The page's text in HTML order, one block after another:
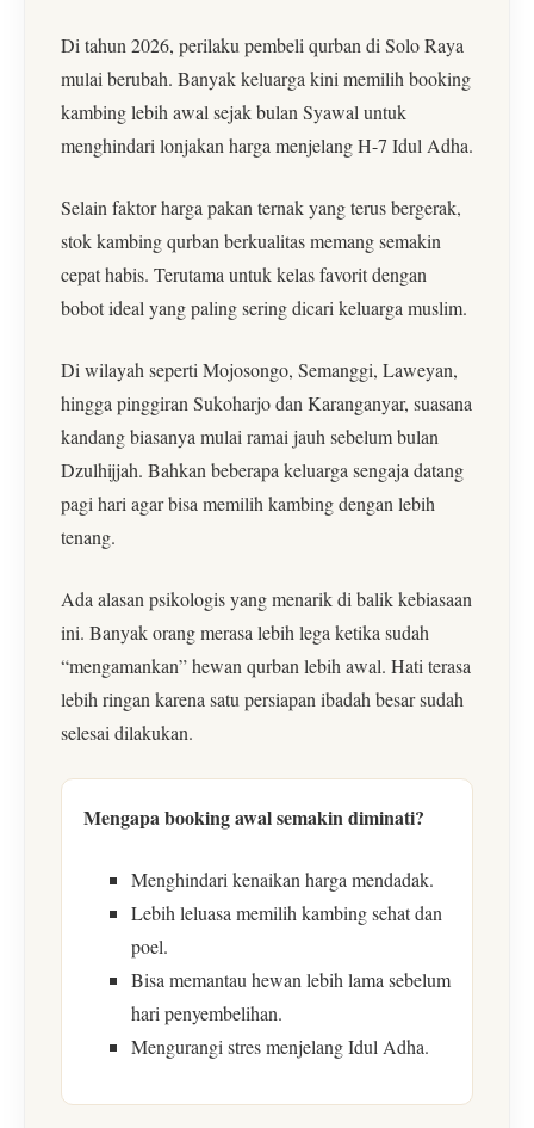
Di tahun 2026, perilaku pembeli qurban di Solo Raya
mulai berubah. Banyak keluarga kini memilih booking
kambing lebih awal sejak bulan Syawal untuk
menghindari lonjakan harga menjelang H-7 Idul Adha.
Selain faktor harga pakan ternak yang terus bergerak,
stok kambing qurban berkualitas memang semakin
cepat habis. Terutama untuk kelas favorit dengan
bobot ideal yang paling sering dicari keluarga muslim.
Di wilayah seperti Mojosongo, Semanggi, Laweyan,
hingga pinggiran Sukoharjo dan Karanganyar, suasana
kandang biasanya mulai ramai jauh sebelum bulan
Dzulhijjah. Bahkan beberapa keluarga sengaja datang
pagi hari agar bisa memilih kambing dengan lebih
tenang.
Ada alasan psikologis yang menarik di balik kebiasaan
ini. Banyak orang merasa lebih lega ketika sudah
“mengamankan” hewan qurban lebih awal. Hati terasa
lebih ringan karena satu persiapan ibadah besar sudah
selesai dilakukan.
Mengapa booking awal semakin diminati?
Menghindari kenaikan harga mendadak.
Lebih leluasa memilih kambing sehat dan
poel.
Bisa memantau hewan lebih lama sebelum
hari penyembelihan.
Mengurangi stres menjelang Idul Adha.